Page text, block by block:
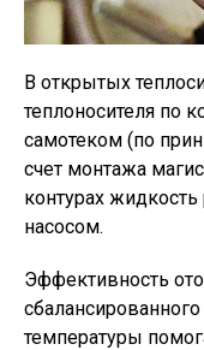
В открытых
теплоносителя по
самотеком (по
счет монтажа
контурах
насосом.
Эффективность
температуры